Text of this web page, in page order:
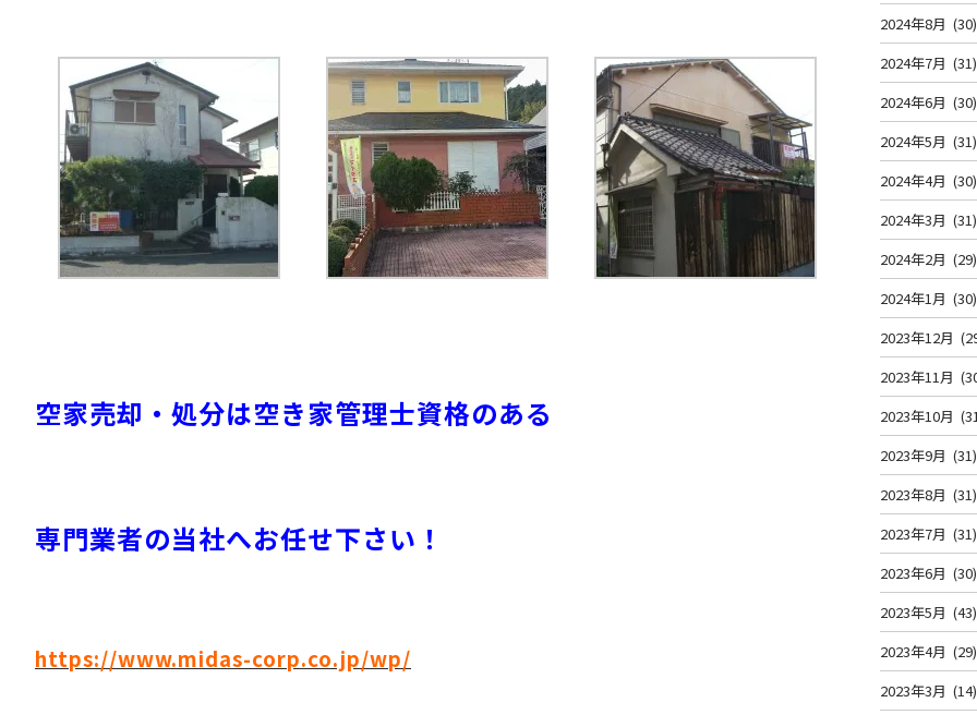
空家売却・処分は空き家管理士資格のある
専門業者の当社へお任せ下さい！
https://www.midas-corp.co.jp/wp/
2024年8月 (30)
2024年7月 (31)
2024年6月 (30)
2024年5月 (31)
2024年4月 (30)
2024年3月 (31)
2024年2月 (29)
2024年1月 (30)
2023年12月
2023年11月
2023年10月
2023年9月 (31)
2023年8月 (31)
2023年7月 (31)
2023年6月 (30)
2023年5月 (43)
2023年4月 (29)
2023年3月 (14)